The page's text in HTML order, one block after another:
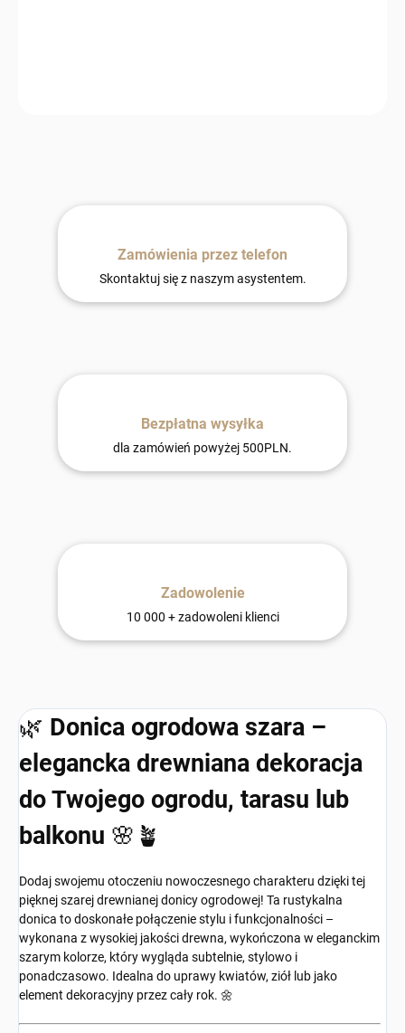
Zamówienia przez telefon
Skontaktuj się z naszym asystentem.
Bezpłatna wysyłka
dla zamówień powyżej 500PLN.
Zadowolenie
10 000 + zadowoleni klienci
🌿 Donica ogrodowa szara –
elegancka drewniana dekoracja
do Twojego ogrodu, tarasu lub
balkonu 🌸🪴
Dodaj swojemu otoczeniu nowoczesnego charakteru dzięki tej
pięknej szarej drewnianej donicy ogrodowej! Ta rustykalna
donica to doskonałe połączenie stylu i funkcjonalności –
wykonana z wysokiej jakości drewna, wykończona w eleganckim
szarym kolorze, który wygląda subtelnie, stylowo i
ponadczasowo. Idealna do uprawy kwiatów, ziół lub jako
element dekoracyjny przez cały rok. 🌼